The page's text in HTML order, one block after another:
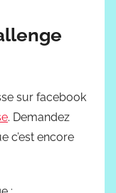
sur facebook
. Demandez
c’est encore